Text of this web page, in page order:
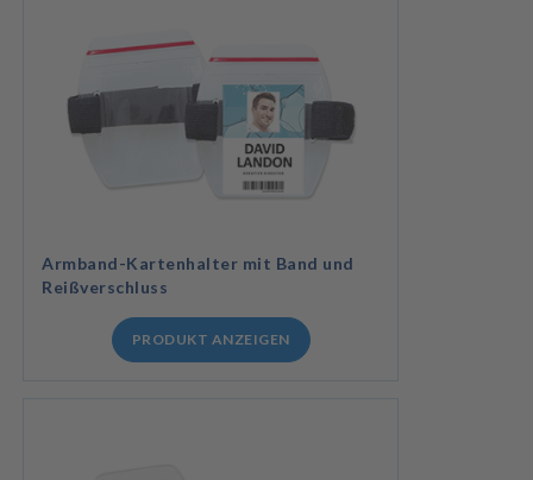
Armband-Kartenhalter mit Band und
Reißverschluss
PRODUKT ANZEIGEN